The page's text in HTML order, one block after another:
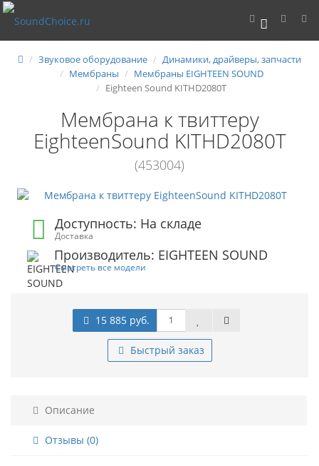
0
Звуковое оборудование
Динамики, драйверы, запчасти
Мембраны
Мембраны EIGHTEEN SOUND
Eighteen Sound KITHD2080T
Мембрана к твиттеру
EighteenSound KITHD2080T
(453004)
Доступность: На складе
Доставка
Производитель: EIGHTEEN SOUND
Смотреть все модели
15 885 руб.
Быстрый заказ
Описание
Отзывы (0)